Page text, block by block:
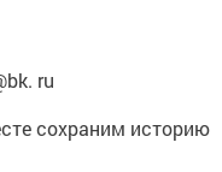
ru
сохраним историю